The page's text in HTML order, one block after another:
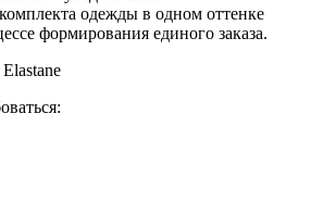
одежды в одном оттенке
формирования единого заказа.